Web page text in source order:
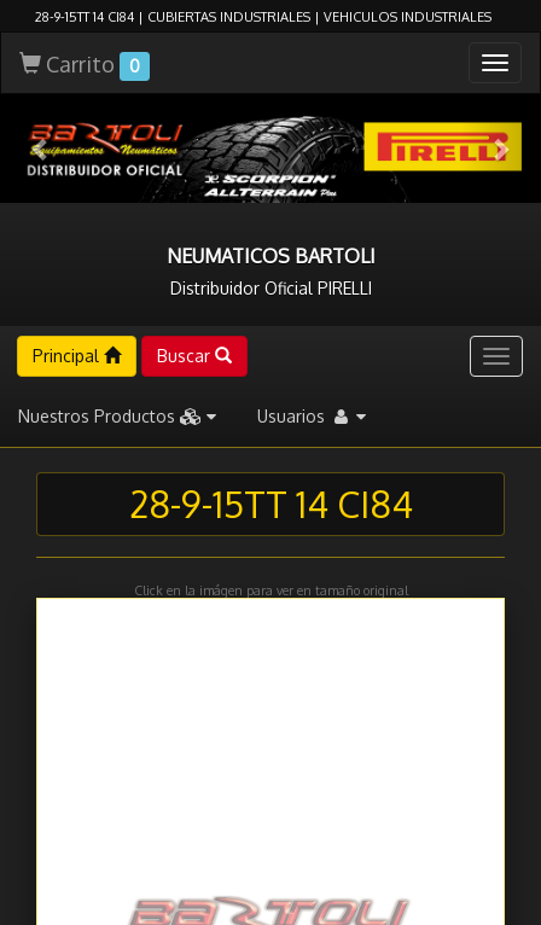
28-9-15TT 14 CI84 | CUBIERTAS INDUSTRIALES | VEHICULOS INDUSTRIALES
Carrito 0
NEUMATICOS BARTOLI
Distribuidor Oficial PIRELLI
Principal Buscar
Nuestros Productos Usuarios
28-9-15TT 14 CI84
Click en la imágen para ver en tamaño original